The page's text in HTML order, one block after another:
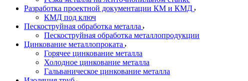
Разработка проектной документации КМ и КМД
КМД под ключ
Пескоструйная обработка металла
Пескоструйная обработка металлопродукции
Цинкование металлопроката
Горячее цинкование металла
Холодное цинкование металла
Гальваническое цинкование металла